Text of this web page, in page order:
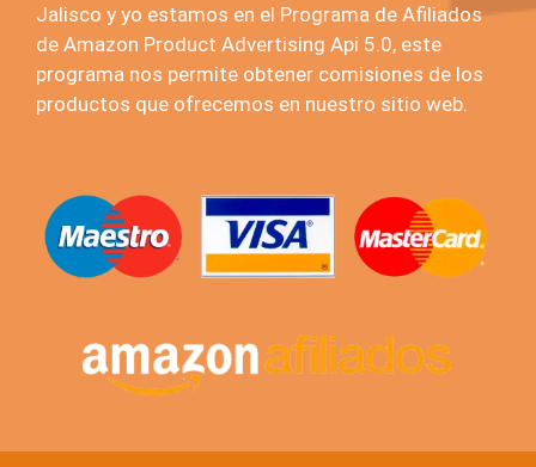
Jalisco y yo estamos en el Programa de Afiliados
de Amazon Product Advertising Api 5.0, este
programa nos permite obtener comisiones de los
productos que ofrecemos en nuestro sitio web.